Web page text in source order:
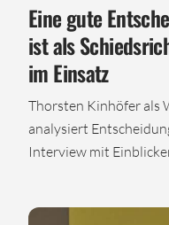
Eine gute
ist als
im Einsatz
Thorsten Kinhöfer als
analysiert
Interview mit